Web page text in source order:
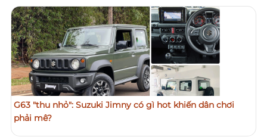
G63 "thu nhỏ": Suzuki Jimny có gì hot khiến dân chơi
phải mê?